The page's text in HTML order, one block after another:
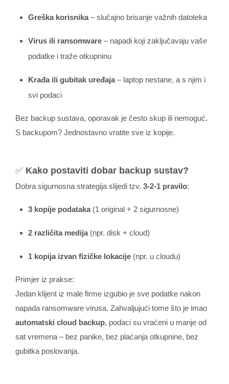
Greška korisnika– slučajno brisanje važnih datoteka
Virus ili ransomware – napadi koji zaključavaju vaše
podatke i traže otkupninu
Krađa ili gubitak uređaja– laptop nestane, a s njim i
svi podaci
Bez backup sustava, oporavak je često skup ili nemoguć.
S backupom? Jednostavno vratite sve iz kopije.
✅ Kako postaviti dobar backup sustav?
Dobra sigurnosna strategija slijedi tzv. 3-2-1 pravilo:
3 kopije podataka(1 original + 2 sigurnosne)
2 različita medija(npr. disk + cloud)
1 kopija izvan fizičke lokacije (npr. u cloudu)
Primjer iz prakse:
Jedan klijent iz male firme izgubio je sve podatke nakon
napada ransomware virusa. Zahvaljujući tome što je imao
automatski cloud backup, podaci su vraćeni u manje od
sat vremena – bez panike, bez plaćanja otkupnine, bez
gubitka poslovanja.